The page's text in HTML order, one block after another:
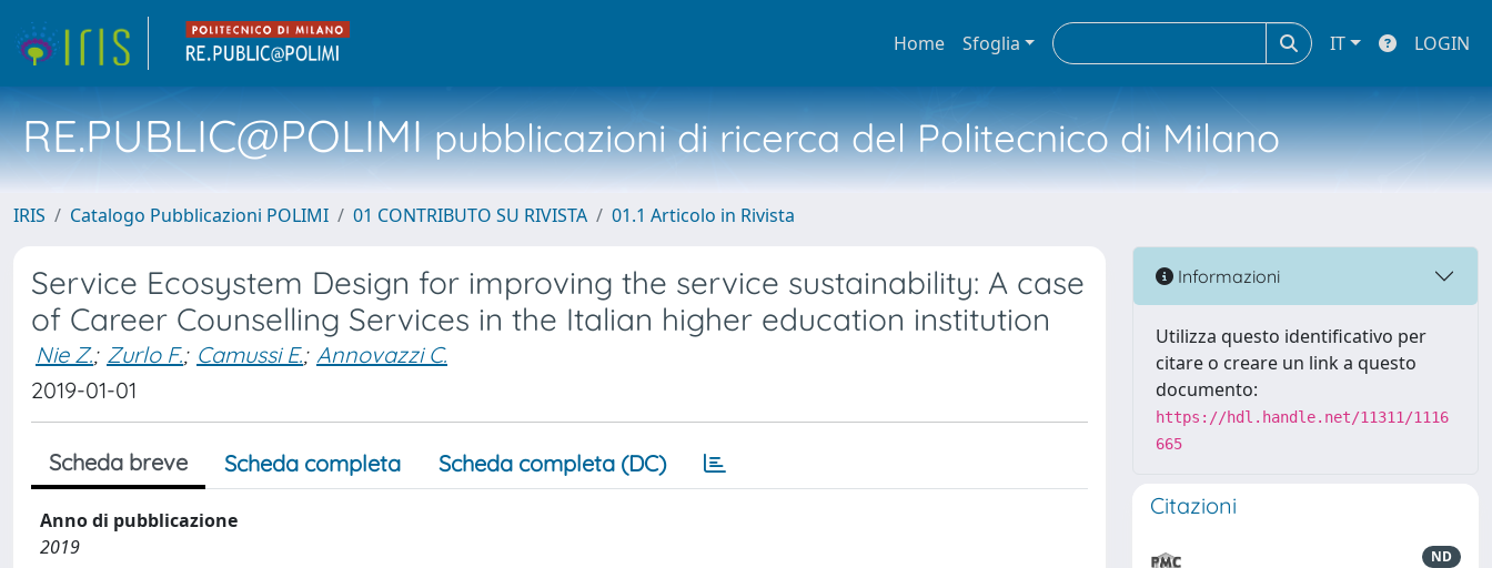
Home Sfoglia IT LOGIN
RE.PUBLIC@POLIMIpubblicazioni di ricerca del Politecnico di Milano
IRIS Catalogo Pubblicazioni POLIMI 01 CONTRIBUTO SU RIVISTA 01.1 Articolo in Rivista
Service Ecosystem Design for improving the service sustainability: A case
of Career Counselling Services in the Italian higher education institution
Nie Z.; Zurlo F.; Camussi E.; Annovazzi C.
2019-01-01
Scheda breve Scheda completa Scheda completa (DC)
Anno di pubblicazione
2019
Informazioni
Utilizza questo identificativo per
citare o creare un link a questo
documento:
https://hdl.handle.net/11311/1116
665
Citazioni
ND